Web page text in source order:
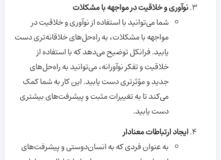
نوآوری و خلاقیت در مواجهه با مشکلات
شما می‌توانید با استفاده از نوآوری و خلاقیت در
مواجهه با مشکلات، به راه‌حل‌های خلاقانه‌تری دست
یابید. فرانکل توضیح می‌دهد که با استفاده از
خلاقیت و تفکر نوآورانه، می‌توانید به راه‌حل‌های
جدید و مؤثرتری دست یابید. این کار به شما کمک
می‌کند تا به تغییرات مثبت و پیشرفت‌های بیشتری
دست یابید.
ایجاد ارتباطات معنادار
به عنوان فردی که به انسان‌دوستی و پیشرفت‌های